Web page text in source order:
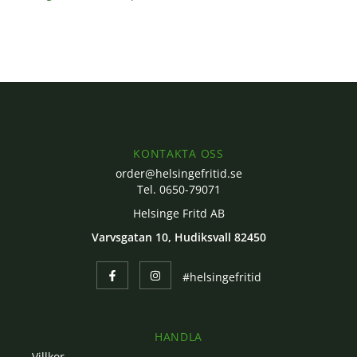
KONTAKTA OSS
order@helsingefritid.se
Tel. 0650-79071
Helsinge Fritd AB
Varvsgatan 10, Hudiksvall 82450
#helsingefritid
HANDLA